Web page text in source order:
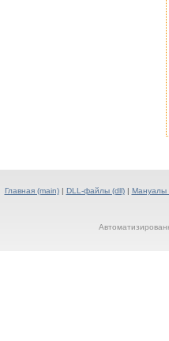
Главная (main)| DLL-файлы (dll)| Мануалы